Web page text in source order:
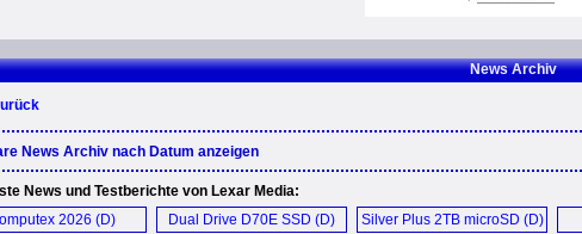
News Archiv
News Archiv nach Datum anzeigen
News und Testberichte von Lexar Media:
2026 (D)
Dual Drive D70E SSD (D) Silver Plus 2TB microSD (D)